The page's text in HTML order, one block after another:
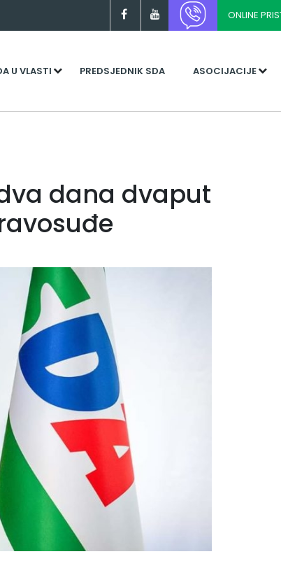
ONLINE
U VLASTI PREDSJEDNIK SDA ASOCIJACIJE
dana dvaput